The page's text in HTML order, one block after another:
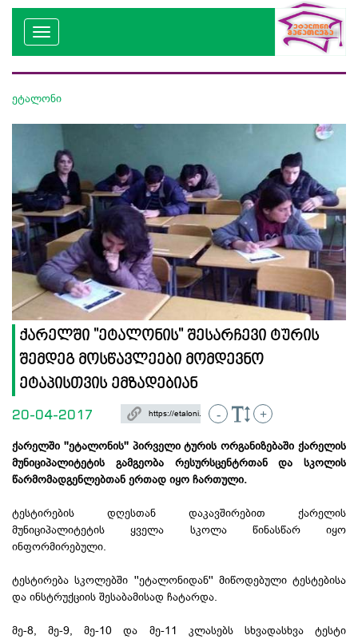
ეტალონი
ქარელში ''ეტალონის'' შესარჩევი ტურის
შემდეგ მოსწავლეები მომდევნო
ეტაპისთვის ემზადებიან
20-04-2017 - +
ქარელში ''ეტალონის'' პირველი ტურის ორგანიზებაში ქარელის
მუნიციპალიტეტის გამგეობა რესურსცენტრთან და სკოლის
წარმომადგენლებთან ერთად იყო ჩართული.
ტესტირების დღესთან დაკავშირებით ქარელის
მუნიციპალიტეტის ყველა სკოლა წინასწარ იყო
ინფორმირებული.
ტესტირება სკოლებში ''ეტალონიდან'' მიწოდებული ტესტებისა
და ინსტრუქციის შესაბამისად ჩატარდა.
მე-8, მე-9, მე-10 და მე-11 კლასებს სხვადასხვა ტესტი